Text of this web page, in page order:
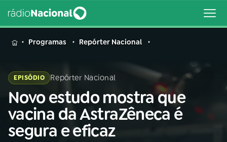
MENU
Buscar
na
Rádio
Nacional
Buscar
Programas Repórter Nacional
EPISÓDIO Repórter Nacional
Novo estudo mostra que
vacina da AstraZêneca é
segura e eficaz